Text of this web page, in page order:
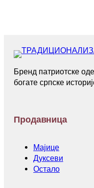
Бренд патриотске
богате српске
Продавница
Мајице
Дуксеви
Остало